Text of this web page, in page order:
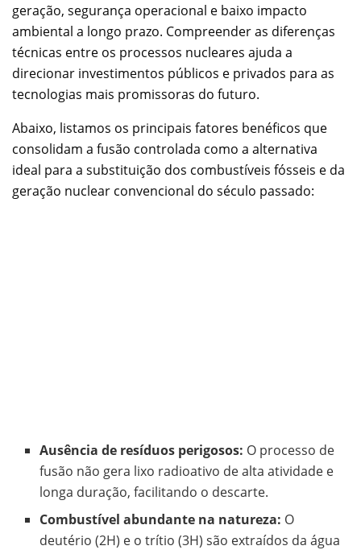
geração, segurança operacional e baixo impacto
ambiental a longo prazo. Compreender as diferenças
técnicas entre os processos nucleares ajuda a
direcionar investimentos públicos e privados para as
tecnologias mais promissoras do futuro.
Abaixo, listamos os principais fatores benéficos que
consolidam a fusão controlada como a alternativa
ideal para a substituição dos combustíveis fósseis e da
geração nuclear convencional do século passado:
Ausência de resíduos perigosos: O processo de
fusão não gera lixo radioativo de alta atividade e
longa duração, facilitando o descarte.
Combustível abundante na natureza: O
deutério (2H) e o trítio (3H) são extraídos da água